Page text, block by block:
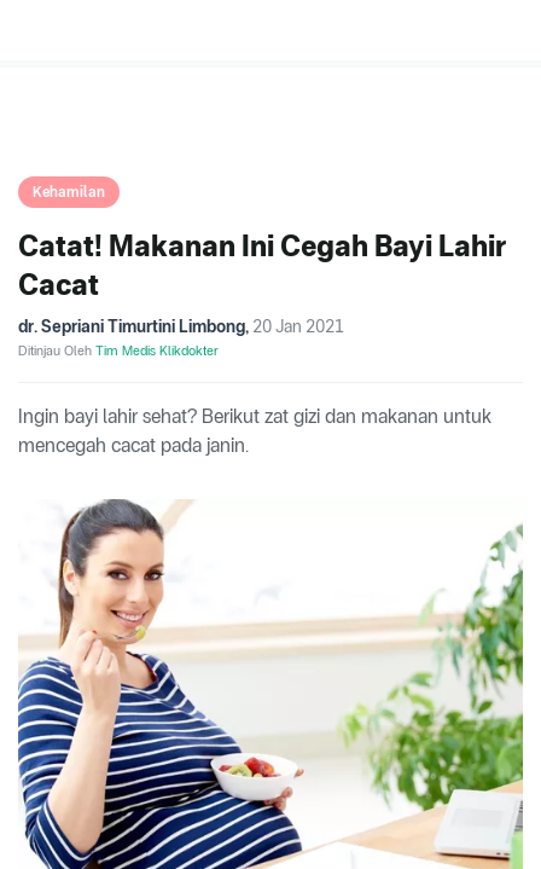
Kehamilan
Catat! Makanan Ini Cegah Bayi Lahir
Cacat
dr. Sepriani Timurtini Limbong, 20 Jan 2021
Ditinjau Oleh Tim Medis Klikdokter
Ingin bayi lahir sehat? Berikut zat gizi dan makanan untuk
mencegah cacat pada janin.